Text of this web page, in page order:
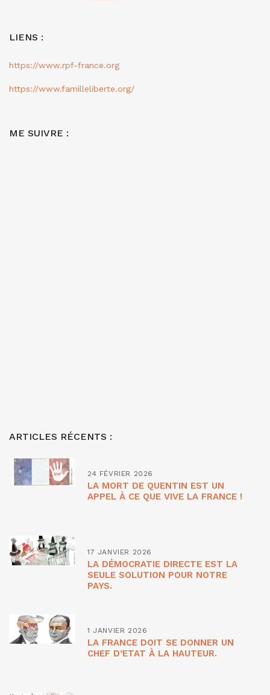
LIENS :
https://www.rpf-france.org
https://www.familleliberte.org/
ME SUIVRE :
ARTICLES RÉCENTS :
24 FÉVRIER 2026
LA MORT DE QUENTIN EST UN
APPEL À CE QUE VIVE LA FRANCE !
17 JANVIER 2026
LA DÉMOCRATIE DIRECTE EST LA
SEULE SOLUTION POUR NOTRE
PAYS.
1 JANVIER 2026
LA FRANCE DOIT SE DONNER UN
CHEF D’ETAT À LA HAUTEUR.